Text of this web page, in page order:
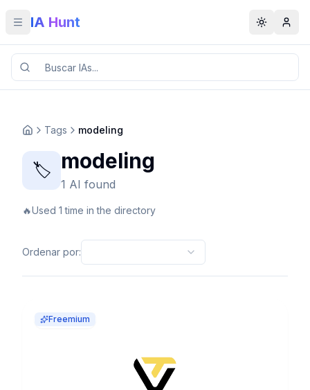
Toggle menu
IA Hunt Toggle
Tags modeling
🏷️ modeling
1 AI found
🔥Used 1 time in the directory
Ordenar por:
Freemium